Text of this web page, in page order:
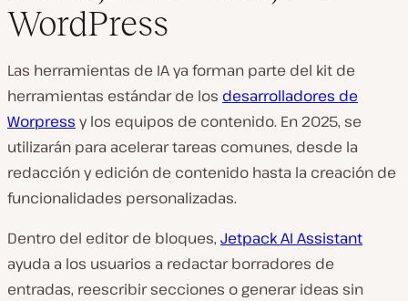
WordPress
Las herramientas de IA ya forman parte del kit de
herramientas estándar de los desarrolladores de
Worpress y los equipos de contenido. En 2025, se
utilizarán para acelerar tareas comunes, desde la
redacción y edición de contenido hasta la creación de
funcionalidades personalizadas.
Dentro del editor de bloques, Jetpack AI Assistant
ayuda a los usuarios a redactar borradores de
entradas, reescribir secciones o generar ideas sin